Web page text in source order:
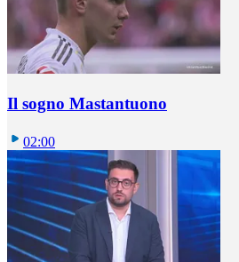
Il sogno Mastantuono
02:00